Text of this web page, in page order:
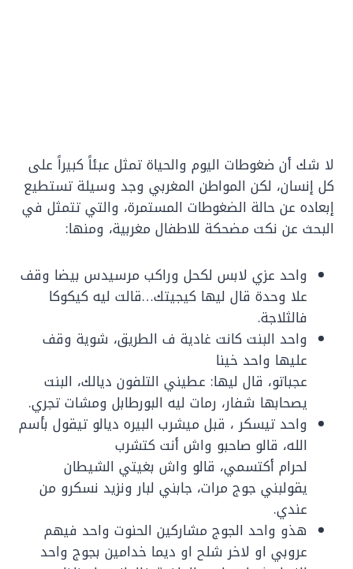
لا شك أن ضغوطات اليوم والحياة تمثل عبئاً كبيراً على
كل إنسان، لكن المواطن المغربي وجد وسيلة تستطيع
إبعاده عن حالة الضغوطات المستمرة، والتي تتمثل في
البحث عن نكت مضحكة للاطفال مغربية، ومنها:
واحد عزي لابس لكحل وراكب مرسيدس بيضا وقف
علا وحدة قال ليها كيجيتك…قالت ليه كيكوكا
فالثلاجة.
واحد البنت كانت غادية ف الطريق، شوية وقف
عليها واحد خينا
عجباتو، قال ليها: عطيني التلفون ديالك، البنت
يصحابها شفار، رمات ليه البورطابل ومشات تجري.
واحد تيسكر ، قبل ميشرب البيره ديالو تيقول بأسم
الله، قالو صاحبو واش أنت كتشرب
لحرام أكتسمي، قالو واش بغيتي الشيطان
يقولبني جوج مرات، جابني لبار ونزيد نسكرو من
عندي.
هذو واحد الجوج مشاركين الحنوت واحد فيهم
عروبي او لاخر شلح او ديما خدامين بجوج واحد